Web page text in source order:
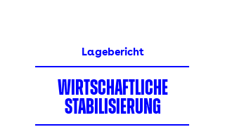
Lagebericht
wirtschaftliche
stabilisierung